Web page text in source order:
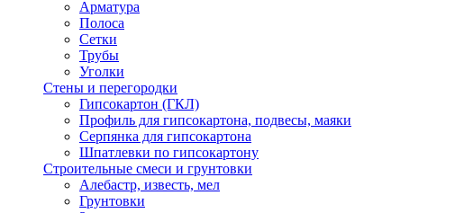
Арматура
Полоса
Сетки
Трубы
Уголки
Стены и перегородки
Гипсокартон (ГКЛ)
Профиль для гипсокартона, подвесы, маяки
Серпянка для гипсокартона
Шпатлевки по гипсокартону
Строительные смеси и грунтовки
Алебастр, известь, мел
Грунтовки